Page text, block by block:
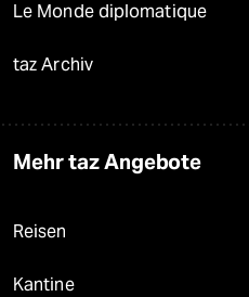
Le Monde diplomatique
taz Archiv
Mehr taz Angebote
Reisen
Kantine